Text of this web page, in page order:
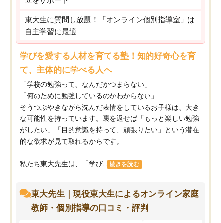
東大生に質問し放題！「オンライン個別指導室」は
自主学習に最適
学びを愛する人材を育てる塾！知的好奇心を育
て、主体的に学べる人へ
「学校の勉強って、なんだかつまらない」
「何のために勉強しているのかわからない」
そうつぶやきながら沈んだ表情をしているお子様は、大き
な可能性を持っています。裏を返せば「もっと楽しい勉強
がしたい」「目的意識を持って、頑張りたい」という潜在
的な欲求が見て取れるからです。
私たち東大先生は、「学び... 続きを読む
東大先生｜現役東大生によるオンライン家庭
教師・個別指導の口コミ・評判